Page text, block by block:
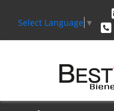
Select Language ▼